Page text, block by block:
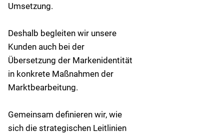
Umsetzung.
Deshalb begleiten wir unsere
Kunden auch bei der
Übersetzung der Markenidentität
in konkrete Maßnahmen der
Marktbearbeitung.
Gemeinsam definieren wir, wie
sich die strategischen Leitlinien